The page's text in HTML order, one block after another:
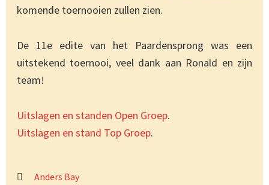
komende toernooien zullen zien.
De 11e edite van het Paardensprong was een
uitstekend toernooi, veel dank aan Ronald en zijn
team!
Uitslagen en standen Open Groep.
Uitslagen en stand Top Groep.
Anders Bay